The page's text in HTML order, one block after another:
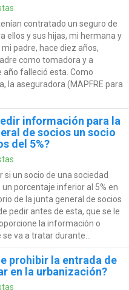
contratado un seguro de
ellos y sus hijas, mi hermana y
mi padre, hace diez años,
como tomadora y a
año falleció esta. Como
la aseguradora (MAPFRE para
información para la
de socios un socio
del 5%?
si un socio de una sociedad
un porcentaje inferior al 5% en
de la junta general de socios
pedir antes de esta, que se le
la información o
va a tratar durante...
prohibir la entrada de
en la urbanización?